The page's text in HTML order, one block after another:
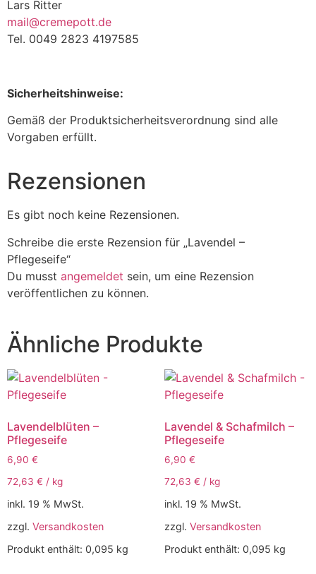
Lars Ritter
mail@cremepott.de
Tel. 0049 2823 4197585
Sicherheitshinweise:
Gemäß der Produktsicherheitsverordnung sind alle
Vorgaben erfüllt.
Rezensionen
Es gibt noch keine Rezensionen.
Schreibe die erste Rezension für „Lavendel –
Pflegeseife“
Du musst angemeldet sein, um eine Rezension
veröffentlichen zu können.
Ähnliche Produkte
Lavendelblüten –
Pflegeseife
6,90 €
72,63 € / kg
inkl. 19 % MwSt.
zzgl. Versandkosten
Produkt enthält: 0,095 kg
Lavendel & Schafmilch –
Pflegeseife
6,90 €
72,63 € / kg
inkl. 19 % MwSt.
zzgl. Versandkosten
Produkt enthält: 0,095 kg